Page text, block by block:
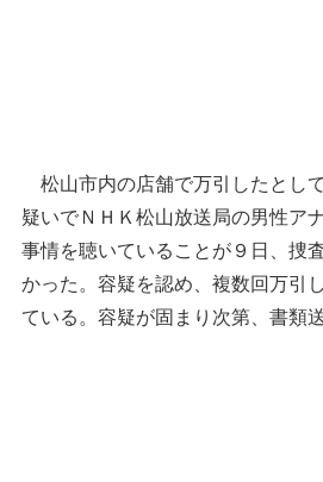
松山市内の店舗で万引したとし
疑いでＮＨＫ松山放送局の男性ア
事情を聴いていることが９日、捜
かった。容疑を認め、複数回万引
ている。容疑が固まり次第、書類